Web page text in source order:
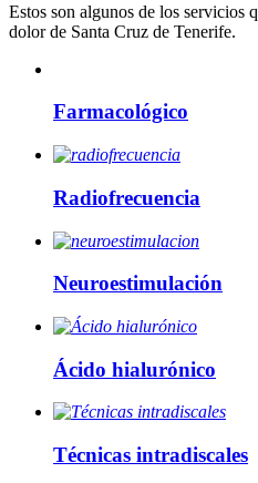
Estos son algunos de los servicios
dolor de Santa Cruz de Tenerife.
Farmacológico
Radiofrecuencia
Neuroestimulación
Ácido hialurónico
Técnicas intradiscales